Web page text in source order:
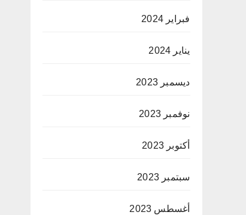
فبراير 2024
يناير 2024
ديسمبر 2023
نوفمبر 2023
أكتوبر 2023
سبتمبر 2023
أغسطس 2023